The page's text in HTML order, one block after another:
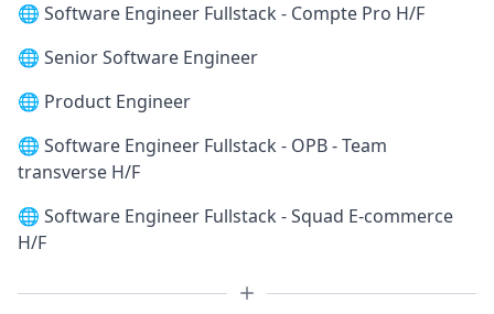
🌐 Software Engineer Fullstack - Compte Pro H/F
🌐 Senior Software Engineer
🌐 Product Engineer
🌐 Software Engineer Fullstack - OPB - Team
transverse H/F
🌐 Software Engineer Fullstack - Squad E-commerce
H/F